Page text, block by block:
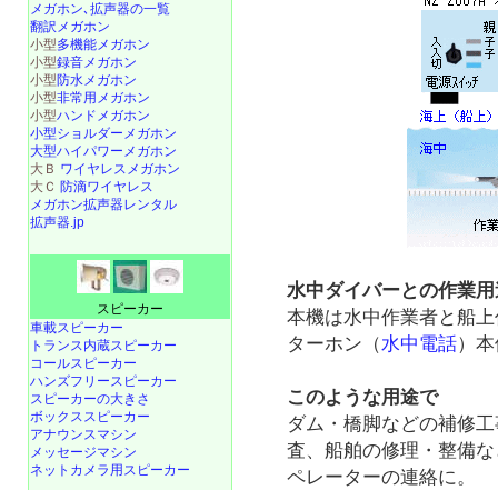
水中ダイバーとの作業
本機は水中作業者と船
ターホン（水中電話）
このような用途で
ダム・橋脚などの補修
査、船舶の修理・整備
ペレーターの連絡に。
メガホン､拡声器の一覧
翻訳メガホン
小型多機能メガホン
小型録音メガホン
小型防水メガホン
小型非常用メガホン
小型ハンドメガホン
小型ショルダーメガホン
大型ハイパワーメガホン
大Ｂ ワイヤレスメガホン
大Ｃ 防滴ワイヤレス
メガホン拡声器レンタル
拡声器.jp
スピーカー
車載スピーカー
トランス内蔵スピーカー
コールスピーカー
ハンズフリースピーカー
スピーカーの大きさ
ボックススピーカー
アナウンスマシン
メッセージマシン
ネットカメラ用スピーカー